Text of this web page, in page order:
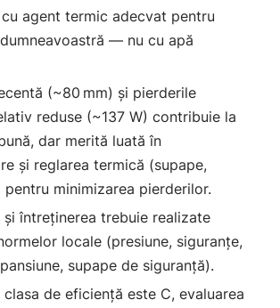
agent termic adecvat pentru
— nu cu apă
(~80 mm) şi pierderile
reduse (~137 W) contribuie la
dar merită luată în
şi reglarea termică (supape,
pentru minimizarea pierderilor.
şi întreţinerea trebuie realizate
locale (presiune, siguranţe,
supape de siguranţă).
clasa de eficienţă este C, evaluarea